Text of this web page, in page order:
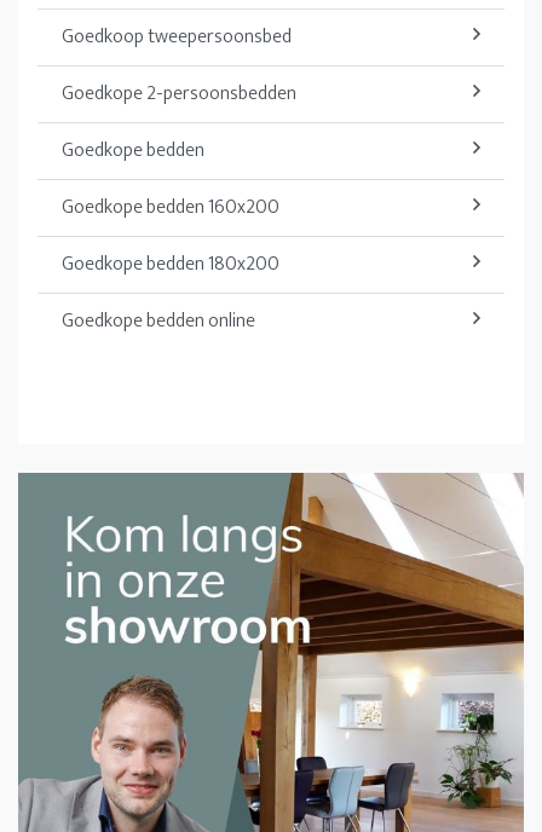
Goedkoop tweepersoonsbed
Goedkope 2-persoonsbedden
Goedkope bedden
Goedkope bedden 160x200
Goedkope bedden 180x200
Goedkope bedden online